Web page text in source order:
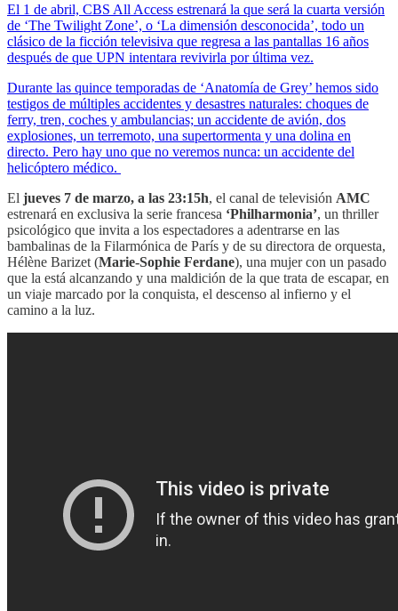
El 1 de abril, CBS All Access estrenará la que será la cuarta versión
de ‘The Twilight Zone’, o ‘La dimensión desconocida’, todo un
clásico de la ficción televisiva que regresa a las pantallas 16 años
después de que UPN intentara revivirla por última vez.
Durante las quince temporadas de ‘Anatomía de Grey’ hemos sido
testigos de múltiples accidentes y desastres naturales: choques de
ferry, tren, coches y ambulancias; un accidente de avión, dos
explosiones, un terremoto, una supertormenta y una dolina en
directo. Pero hay uno que no veremos nunca: un accidente del
helicóptero médico.
El jueves 7 de marzo, a las 23:15h, el canal de televisión AMC
estrenará en exclusiva la serie francesa ‘Philharmonia’, un thriller
psicológico que invita a los espectadores a adentrarse en las
bambalinas de la Filarmónica de París y de su directora de orquesta,
Hélène Barizet (Marie-Sophie Ferdane), una mujer con un pasado
que la está alcanzando y una maldición de la que trata de escapar, en
un viaje marcado por la conquista, el descenso al infierno y el
camino a la luz.